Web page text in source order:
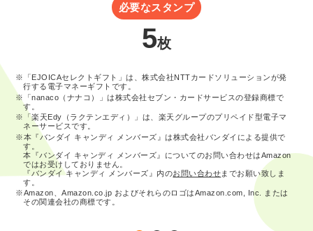
必要なスタンプ
5枚
※「EJOICAセレクトギフト」は、株式会社NTTカードソリューションが発
行する電子マネーギフトです。
※「nanaco（ナナコ）」は株式会社セブン・カードサービスの登録商標で
す。
※「楽天Edy（ラクテンエディ）」は、楽天グループのプリペイド型電子マ
ネーサービスです。
※本『バンダイ キャンディ メンバーズ』は株式会社バンダイによる提供で
す。
本『バンダイ キャンディ メンバーズ』についてのお問い合わせはAmazon
ではお受けしておりません。
『バンダイ キャンディ メンバーズ』内のお問い合わせまでお願い致しま
す。
※Amazon、Amazon.co.jp およびそれらのロゴはAmazon.com, Inc. または
その関連会社の商標です。